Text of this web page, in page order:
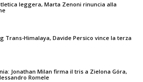
leggera, Marta Zenoni rinuncia alla
Trans-Himalaya, Davide Persico vince la terza
Jonathan Milan firma il tris a Zielona Góra,
Romele